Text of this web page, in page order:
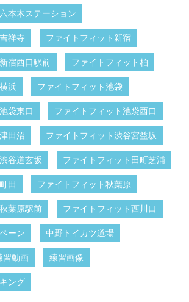
本木ステーション
祥寺 ファイトフィット新宿
宿西口駅前 ファイトフィット柏
浜 ファイトフィット池袋
袋東口 ファイトフィット池袋西口
田沼 ファイトフィット渋谷宮益坂
谷道玄坂 ファイトフィット田町芝浦
田 ファイトフィット秋葉原
葉原駅前 ファイトフィット西川口
ーン 中野トイカツ道場
習動画 練習画像
ング